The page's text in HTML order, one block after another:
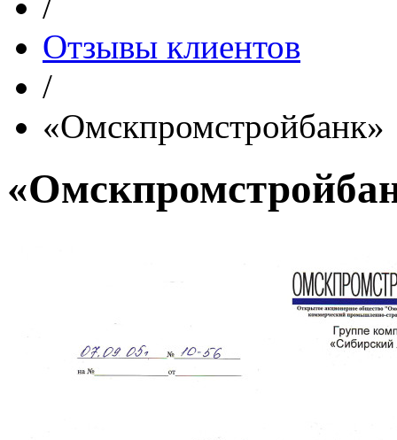
Отзывы клиентов
/
«Омскпромстройбанк»